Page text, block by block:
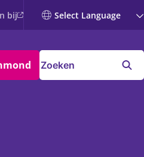
bij